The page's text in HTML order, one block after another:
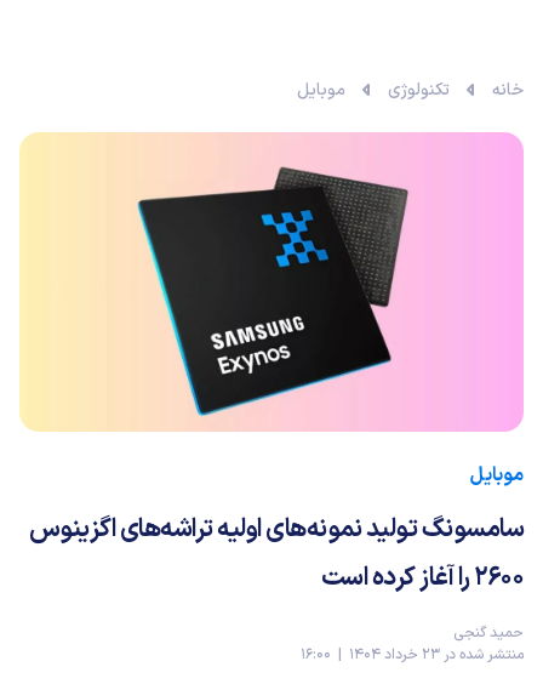
خانه تکنولوژی موبایل
موبایل
سامسونگ تولید نمونه‌های اولیه تراشه‌های اگزینوس
۲۶۰۰ را آغاز کرده است
حمید گنجی
منتشر شده در 23 خرداد 1404 | 16:00